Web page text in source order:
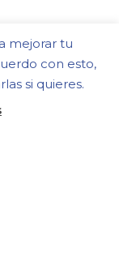
mejorar tu
con esto,
si quieres.